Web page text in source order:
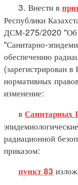
3. Внести в
Республики
ДСМ-275/2020 "Об
"Санитарно-
обеспечению
(зарегистрирован в
нормативных
изменение:
в Санитарных
радиационной
приказом:
пункт 83